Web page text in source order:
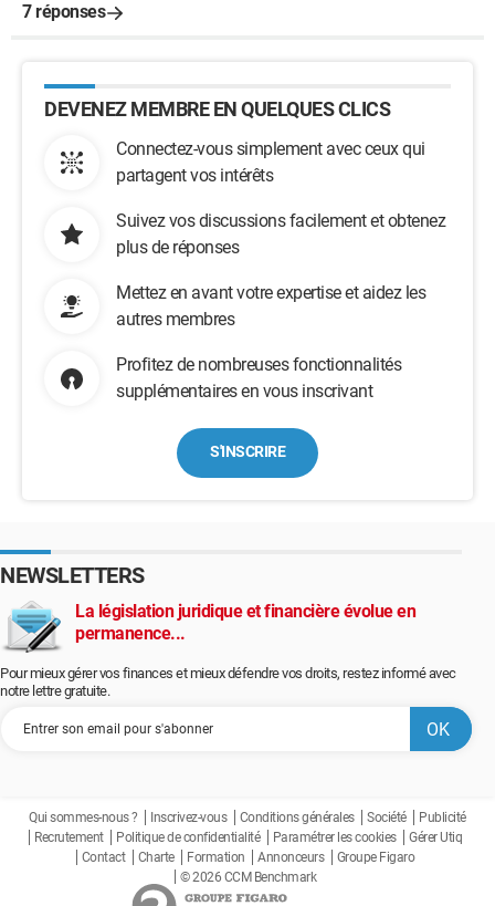
7 réponses
DEVENEZ MEMBRE EN QUELQUES CLICS
Connectez-vous simplement avec ceux qui
partagent vos intérêts
Suivez vos discussions facilement et obtenez
plus de réponses
Mettez en avant votre expertise et aidez les
autres membres
Profitez de nombreuses fonctionnalités
supplémentaires en vous inscrivant
S'INSCRIRE
NEWSLETTERS
La législation juridique et financière évolue en
permanence...
Pour mieux gérer vos finances et mieux défendre vos droits, restez informé avec
notre lettre gratuite.
Qui sommes-nous ? Inscrivez-vous Conditions générales Société
Publicité
Recrutement
Politique de confidentialité Paramétrer les cookies
Gérer Utiq
Contact
Charte Formation Annonceurs
Groupe Figaro
© 2026 CCM Benchmark